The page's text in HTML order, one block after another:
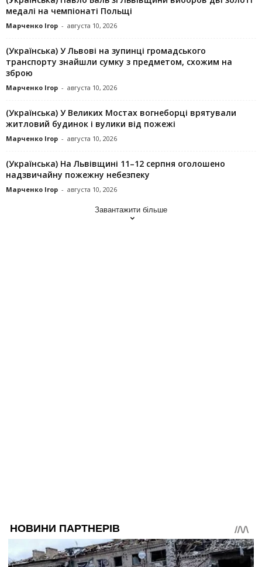
медалі на чемпіонаті Польщі
Марченко Ігор - августа 10, 2026
(Українська) У Львові на зупинці громадського
транспорту знайшли сумку з предметом, схожим на
зброю
Марченко Ігор - августа 10, 2026
(Українська) У Великих Мостах вогнеборці врятували
житловий будинок і вулики від пожежі
Марченко Ігор - августа 10, 2026
(Українська) На Львівщині 11–12 серпня оголошено
надзвичайну пожежну небезпеку
Марченко Ігор - августа 10, 2026
Завантажити більше